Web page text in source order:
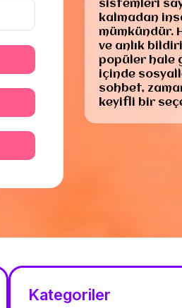
sistemleri
kalmadan
mümkündür.
ve anlık
popüler hale
içinde
sohbet,
keyifli bir
Kategoriler